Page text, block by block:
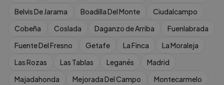
Belvis De Jarama
Boadilla Del Monte
Ciudalcampo
Cobeña
Coslada Daganzo de Arriba
Fuenlabrada
Fuente Del Fresno
Getafe La Finca
La Moraleja
Las Rozas
Las Tablas Leganés
Madrid
Majadahonda
Mejorada Del Campo
Montecarmelo